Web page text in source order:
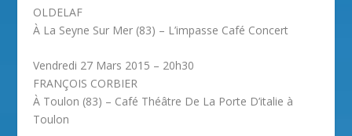
OLDELAF
À La Seyne Sur Mer (83) – L’impasse Café Concert
Vendredi 27 Mars 2015 – 20h30
FRANÇOIS CORBIER
À Toulon (83) – Café Théâtre De La Porte D’italie à
Toulon